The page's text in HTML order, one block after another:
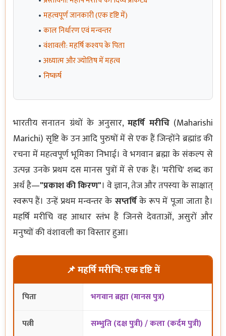
महत्वपूर्ण जानकारी (एक दृष्टि में)
काल निर्धारण एवं मन्वन्तर
वंशावली: महर्षि कश्यप के पिता
अध्यात्म और ज्योतिष में महत्व
निष्कर्ष
भारतीय सनातन ग्रंथों के अनुसार,महर्षि मरीचि(Maharishi
Marichi) सृष्टि के उन आदि पुरुषों में से एक हैं जिन्होंने ब्रह्मांड की
रचना में महत्वपूर्ण भूमिका निभाई। वे भगवान ब्रह्मा के संकल्प से
उत्पन्न उनके प्रथम दस मानस पुत्रों में से एक हैं। 'मरीचि' शब्द का
अर्थ है—"प्रकाश की किरण"। वे ज्ञान, तेज और तपस्या के साक्षात्
स्वरूप हैं। उन्हें प्रथम मन्वन्तर के सप्तर्षिके रूप में पूजा जाता है।
महर्षि मरीचि वह आधार स्तंभ हैं जिनसे देवताओं, असुरों और
मनुष्यों की वंशावली का विस्तार हुआ।
📌 महर्षि मरीचि: एक दृष्टि में
पिता
भगवान ब्रह्मा (मानस पुत्र)
पत्नी
सम्भुति (दक्ष पुत्री) / कला (कर्दम पुत्री)